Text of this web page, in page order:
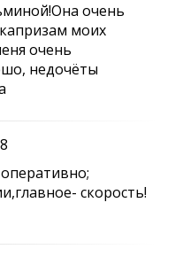
очень
моих
очень
недочёты
скорость!